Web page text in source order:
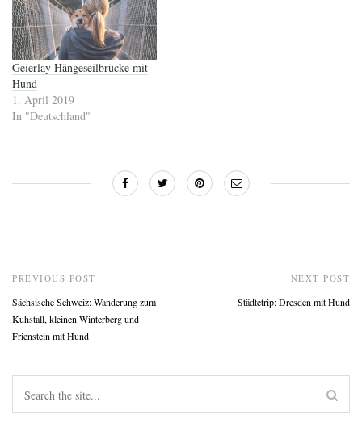
Geierlay Hängeseilbrücke mit
Hund
1. April 2019
In "Deutschland"
PREVIOUS POST
Sächsische Schweiz: Wanderung zum
Kuhstall, kleinen Winterberg und
Frienstein mit Hund
NEXT POST
Städtetrip: Dresden mit Hund